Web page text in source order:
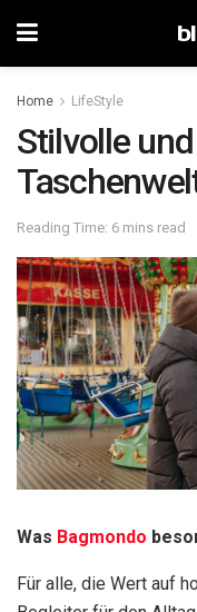
Home LifeStyle
Stilvolle
Reading Time: 6 mins read
Was Bagmondo
Für alle, die Wert auf